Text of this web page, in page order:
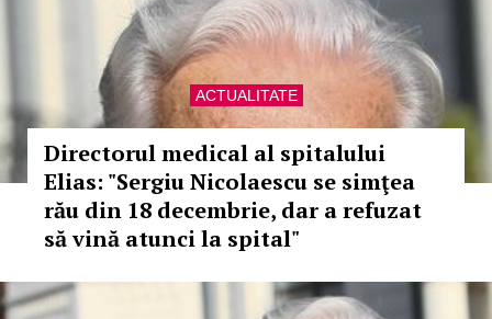
ACTUALITATE
Directorul medical al spitalului
Elias: "Sergiu Nicolaescu se simţea
rău din 18 decembrie, dar a refuzat
să vină atunci la spital"